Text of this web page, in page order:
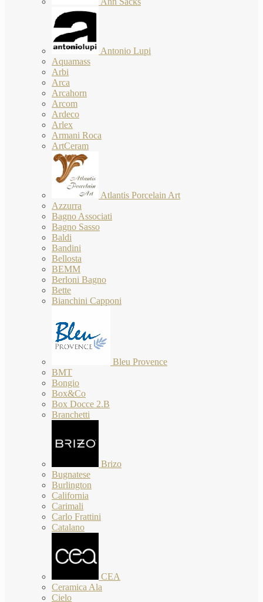
Antonio Lupi
Aquamass
Arbi
Arca
Arcahorn
Arcom
Ardeco
Arlex
Armani Roca
ArtCeram
Atlantis Porcelain Art
Azzurra
Bagno Associati
Bagno Sasso
Baldi
Bandini
Bellosta
BEMM
Berloni Bagno
Bette
Bianchini Capponi
Bleu Provence
BMT
Bongio
Box&Co
Box Docce 2.B
Branchetti
Brizo
Bugnatese
Burlington
California
Carimali
Carlo Frattini
Catalano
CEA
Ceramica Ala
Cielo